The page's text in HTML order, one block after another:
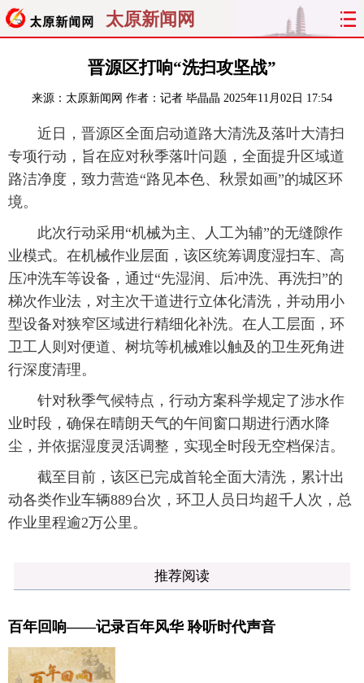
太原新闻网
聚焦 太原
经济 关注 文明 出行
纵横 曝光 综合 专题
旅游 理财 政务 教育
看天下 晋月读 最太原 网罗民生
太原晚报 热评 社区
晋源区打响“洗扫攻坚战”
来源： 太原新闻网 作者：记者 毕晶晶 2025年11月02日 17:54
近日，晋源区全面启动道路大清洗及落叶大清扫
专项行动，旨在应对秋季落叶问题，全面提升区域道
路洁净度，致力营造“路见本色、秋景如画”的城区环
境。
此次行动采用“机械为主、人工为辅”的无缝隙作
业模式。在机械作业层面，该区统筹调度湿扫车、高
压冲洗车等设备，通过“先湿润、后冲洗、再洗扫”的
梯次作业法，对主次干道进行立体化清洗，并动用小
型设备对狭窄区域进行精细化补洗。在人工层面，环
卫工人则对便道、树坑等机械难以触及的卫生死角进
行深度清理。
针对秋季气候特点，行动方案科学规定了涉水作
业时段，确保在晴朗天气的午间窗口期进行洒水降
尘，并依据湿度灵活调整，实现全时段无空档保洁。
截至目前，该区已完成首轮全面大清洗，累计出
动各类作业车辆889台次，环卫人员日均超千人次，总
作业里程逾2万公里。
推荐阅读
百年回响——记录百年风华 聆听时代声音